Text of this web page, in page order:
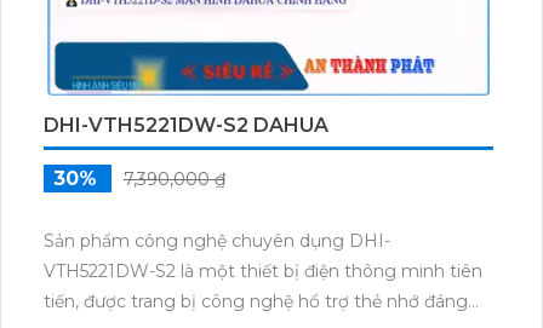
DHI-VTH5221DW-S2 DAHUA
30% 7,390,000 ₫
Sản phẩm công nghệ chuyên dụng DHI-
VTH5221DW-S2 là một thiết bị điện thông minh tiên
tiến, được trang bị công nghệ hổ trợ thẻ nhớ đáng